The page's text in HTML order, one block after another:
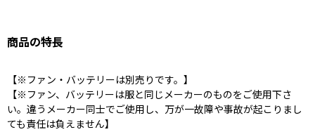
商品の特長
【※ファン・バッテリーは別売りです。】
【※ファン、バッテリーは服と同じメーカーのものをご使用下さ
い。違うメーカー同士でご使用し、万が一故障や事故が起こりまし
ても責任は負えません】